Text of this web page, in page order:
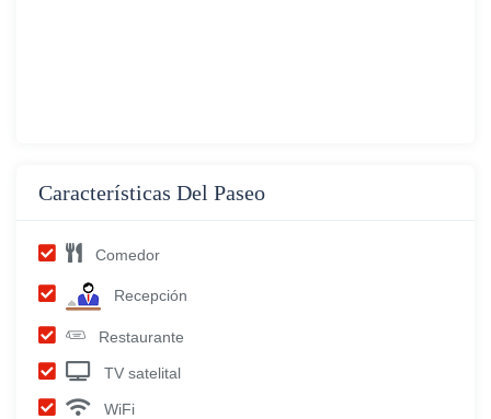
Características Del Paseo
Comedor
Recepción
Restaurante
TV satelital
WiFi